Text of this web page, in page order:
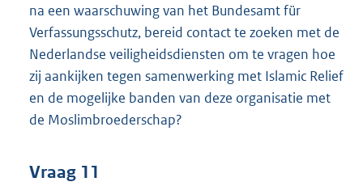
na een waarschuwing van het Bundesamt für
Verfassungsschutz, bereid contact te zoeken met de
Nederlandse veiligheidsdiensten om te vragen hoe
zij aankijken tegen samenwerking met Islamic Relief
en de mogelijke banden van deze organisatie met
de Moslimbroederschap?
Vraag 11